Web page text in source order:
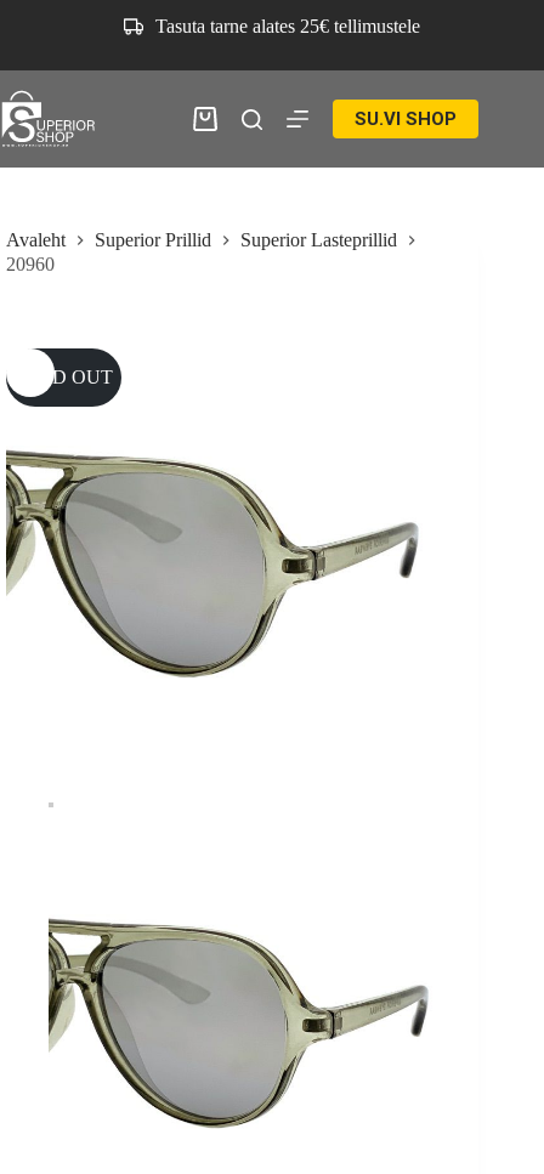
Tasuta tarne alates 25€ tellimustele
Ostukorv SU.VI SHOP
Avaleht Superior Prillid
Superior Lasteprillid
20960
SOLD OUT